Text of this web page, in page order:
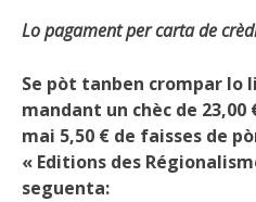
Lo pagament per carta de
Se pòt tanben crompar lo
mandant un chèc de 23,00
mai 5,50 € de faisses de
« Editions des
seguenta: